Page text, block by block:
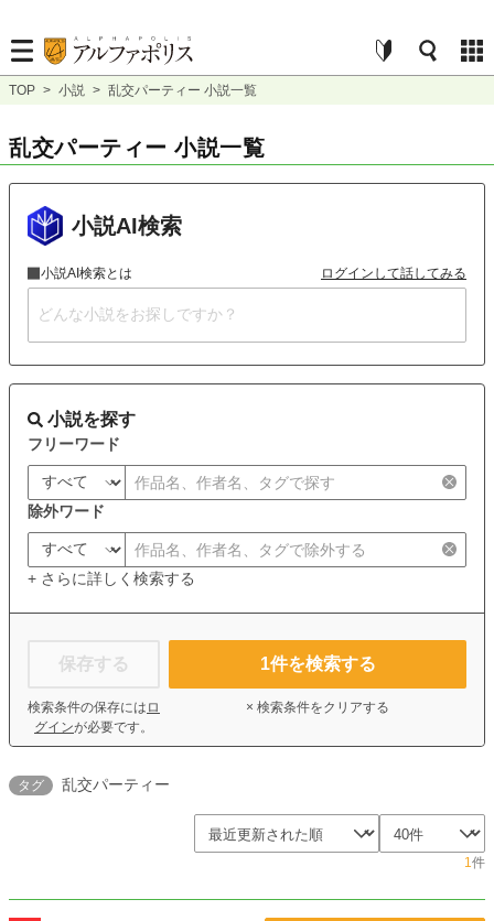
TOP > 小説 > 乱交パーティー 小説一覧
乱交パーティー 小説一覧
小説AI検索
小説AI検索とは ログインして話してみる
小説を探す
フリーワード
除外ワード
+ さらに詳しく検索する
保存する
検索条件の保存には ロ
グインが必要です。
1件を検索する
× 検索条件をクリアする
タグ 乱交パーティー
1件